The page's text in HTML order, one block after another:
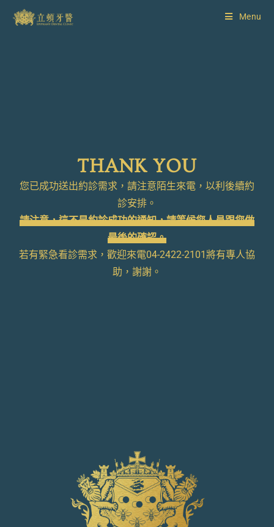
Menu
THANK YOU
您已成功送出約診需求，請注意陌生來電，以利後續約
診安排。
請注意，這不是約診成功的通知，請等候您人員跟您做
最後的確認。
若有緊急看診需求，歡迎來電04-2422-2101將有專人協
助，謝謝。